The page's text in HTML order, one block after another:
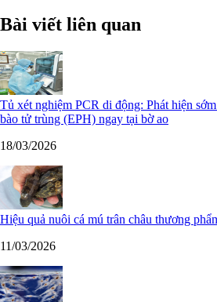
Bài viết liên quan
Tủ xét nghiệm PCR di động: Phát hiện
bào tử trùng (EPH) ngay tại bờ ao
18/03/2026
Hiệu quả nuôi cá mú trân châu thương
11/03/2026